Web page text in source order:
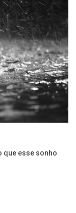
que esse sonho